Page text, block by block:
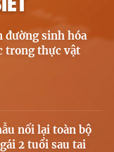
đường sinh hóa
trong thực vật
nối lại toàn bộ
2 tuổi sau tai